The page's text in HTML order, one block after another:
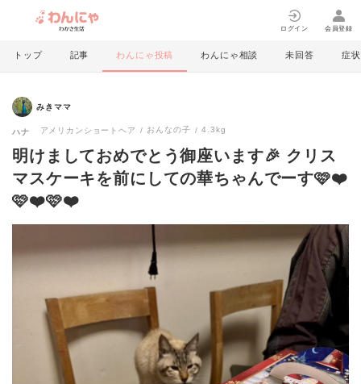
ログイン 会員登録
トップ 記事 わんにゃ投稿 わんにゃ相談 未回答 症状
みきママ
ハナ アメリカンショートヘア おんなの子 4.3kg
明けましておめでとう御座います🎉 クリス
マスケーキを前にしての華ちゃんでーす🩷❤️
🩷❤️🩷❤️